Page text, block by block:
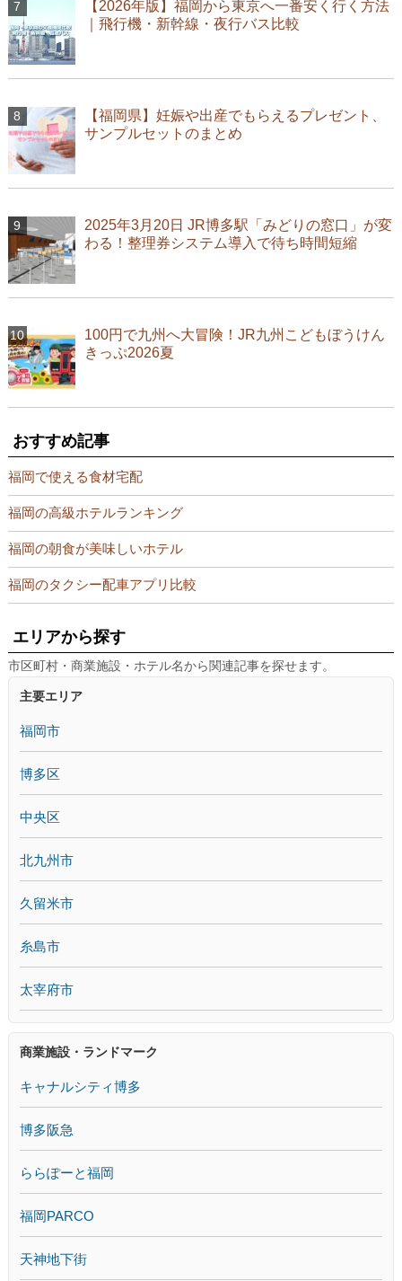
【2026年版】福岡から東京へ一番安く行く方法
｜飛行機・新幹線・夜行バス比較
【福岡県】妊娠や出産でもらえるプレゼント、
サンプルセットのまとめ
2025年3月20日 JR博多駅「みどりの窓口」が変
わる！整理券システム導入で待ち時間短縮
100円で九州へ大冒険！JR九州こどもぼうけん
きっぷ2026夏
おすすめ記事
福岡で使える食材宅配
福岡の高級ホテルランキング
福岡の朝食が美味しいホテル
福岡のタクシー配車アプリ比較
エリアから探す
市区町村・商業施設・ホテル名から関連記事を探せます。
主要エリア
福岡市
博多区
中央区
北九州市
久留米市
糸島市
太宰府市
商業施設・ランドマーク
キャナルシティ博多
博多阪急
ららぽーと福岡
福岡PARCO
天神地下街